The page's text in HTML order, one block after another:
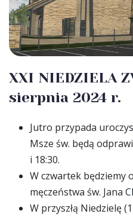
XXI NIEDZIELA
sierpnia 2024 r.
Jutro przypada
Msze św. będą
i 18:30.
W czwartek będziemy
męczeństwa św. Jana
W przyszłą Niedzielę